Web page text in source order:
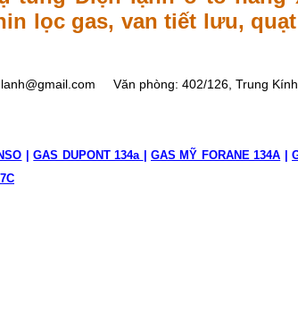
lọc gas, van tiết lưu,
Văn phòng: 402/126, Trung Kính
|GAS DUPONT 134a | GAS MỸ FORANE 134A |